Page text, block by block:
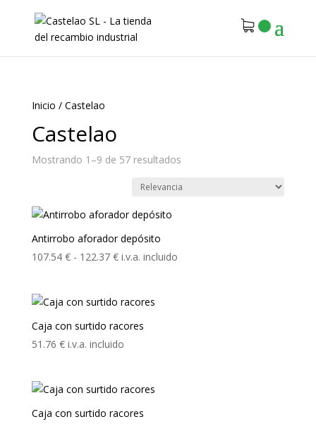
Inicio / Castelao
Castelao
Mostrando 1–9 de 57 resultados
Antirrobo aforador depósito
107.54 € - 122.37 €Rango
desde
107.54 €
i.v.a. incluido
Caja con surtido racores
51.76 € i.v.a. incluido
Caja con surtido racores